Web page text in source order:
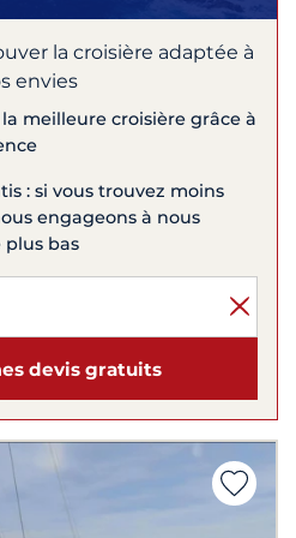
la croisière adaptée à
envies
meilleure croisière grâce à
: si vous trouvez moins
engageons à nous
bas
devis gratuits